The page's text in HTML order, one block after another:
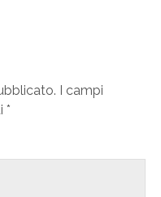
I campi
*